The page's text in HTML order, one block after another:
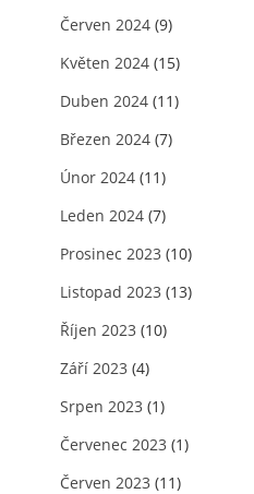
Červen 2024 (9)
Květen 2024 (15)
Duben 2024 (11)
Březen 2024 (7)
Únor 2024 (11)
Leden 2024 (7)
Prosinec 2023 (10)
Listopad 2023 (13)
Říjen 2023 (10)
Září 2023 (4)
Srpen 2023 (1)
Červenec 2023 (1)
Červen 2023 (11)